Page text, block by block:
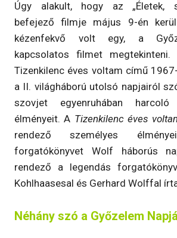
Úgy alakult, hogy az „Életek,
befejező filmje május 9-én
kézenfekvő volt egy, a
kapcsolatos filmet
Tizenkilenc éves voltam című
a II. világháború utolsó napjairól
szovjet egyenruhában
élményeit. A Tizenkilenc éves
rendező személyes
forgatókönyvet Wolf háborús
rendező a legendás
Kohlhaasesal és Gerhard Wolffal
Néhány szó a Győzelem